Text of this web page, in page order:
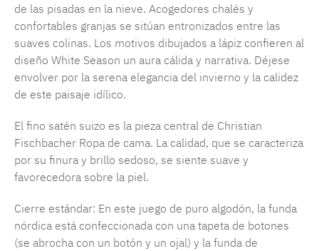
de las pisadas en la nieve. Acogedores chalés y
confortables granjas se sitúan entronizados entre las
suaves colinas. Los motivos dibujados a lápiz confieren al
diseño White Season un aura cálida y narrativa. Déjese
envolver por la serena elegancia del invierno y la calidez
de este paisaje idílico.
El fino satén suizo es la pieza central de Christian
Fischbacher Ropa de cama. La calidad, que se caracteriza
por su finura y brillo sedoso, se siente suave y
favorecedora sobre la piel.
Cierre estándar: En este juego de puro algodón, la funda
nórdica está confeccionada con una tapeta de botones
(se abrocha con un botón y un ojal) y la funda de